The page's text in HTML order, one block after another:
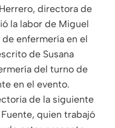
directora de
la labor de Miguel
enfermería en el
de Susana
del turno de
en el evento.
de la siguiente
quien trabajó